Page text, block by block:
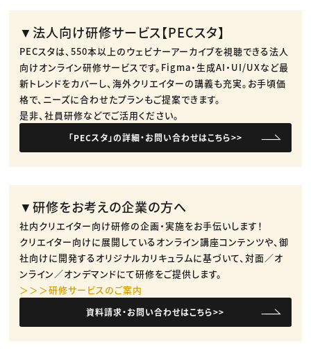
▼法人向け研修サービス【PECスタ】
PECスタは、550本以上のウェビナーアーカイブを視聴できる法人
向けオンライン研修サービスです。​Figma・生成AI・UI/UXなど最
新トレンドをカバーし、海外クリエイターの講義も充実。​お手頃価
格で、ニーズに合わせたプランもご提案できます。​
是非、社員研修などでご活用ください。​
「PECスタ」の詳細・お問い合わせはこちら>>
▼研修をお考えの企業の方へ
社内クリエイター向け研修の企画・実施をお手伝いします！
クリエイター向けに展開しているオンライン講座コンテンツや、御
社向けに開発するオリジナルカリキュラムに基づいて、対面／オ
ンライン／オンデマンドにて研修をご提供します。
＞＞＞研修サービスのご案内
資料請求・お問い合わせはこちら>>